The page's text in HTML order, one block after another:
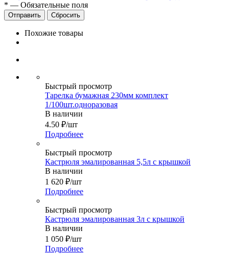
* — Обязательные поля
Сбросить
Похожие товары
Быстрый просмотр
Тарелка бумажная 230мм комплект
1/100шт.одноразовая
В наличии
4.50 ₽/шт
Подробнее
Быстрый просмотр
Кастрюля эмалированная 5,5л с крышкой
В наличии
1 620 ₽/шт
Подробнее
Быстрый просмотр
Кастрюля эмалированная 3л с крышкой
В наличии
1 050 ₽/шт
Подробнее